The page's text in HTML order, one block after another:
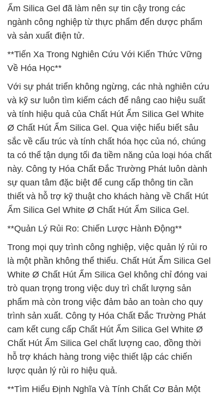
Ẩm Silica Gel đã làm nên sự tin cậy trong các
ngành công nghiệp từ thực phẩm đến dược phẩm
và sản xuất điện tử.
**Tiến Xa Trong Nghiên Cứu Với Kiến Thức Vững
Về Hóa Học**
Với sự phát triển không ngừng, các nhà nghiên cứu
và kỹ sư luôn tìm kiếm cách để nâng cao hiệu suất
và tính hiệu quả của Chất Hút Ẩm Silica Gel White
Ø Chất Hút Ẩm Silica Gel. Qua việc hiểu biết sâu
sắc về cấu trúc và tính chất hóa học của nó, chúng
ta có thể tận dụng tối đa tiềm năng của loại hóa chất
này. Công ty Hóa Chất Đắc Trường Phát luôn dành
sự quan tâm đặc biệt để cung cấp thông tin cần
thiết và hỗ trợ kỹ thuật cho khách hàng về Chất Hút
Ẩm Silica Gel White Ø Chất Hút Ẩm Silica Gel.
**Quản Lý Rủi Ro: Chiến Lược Hành Động**
Trong mọi quy trình công nghiệp, việc quản lý rủi ro
là một phần không thể thiếu. Chất Hút Ẩm Silica Gel
White Ø Chất Hút Ẩm Silica Gel không chỉ đóng vai
trò quan trọng trong việc duy trì chất lượng sản
phẩm mà còn trong việc đảm bảo an toàn cho quy
trình sản xuất. Công ty Hóa Chất Đắc Trường Phát
cam kết cung cấp Chất Hút Ẩm Silica Gel White Ø
Chất Hút Ẩm Silica Gel chất lượng cao, đồng thời
hỗ trợ khách hàng trong việc thiết lập các chiến
lược quản lý rủi ro hiệu quả.
**Tìm Hiểu Định Nghĩa Và Tính Chất Cơ Bản Một